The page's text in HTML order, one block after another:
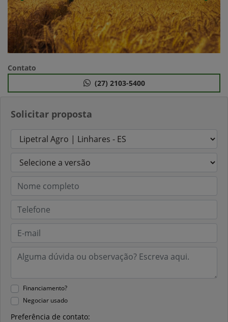
Solicitar proposta
Financiamento?
Negociar usado
Preferência de contato:
Contato
(27) 2103-5400